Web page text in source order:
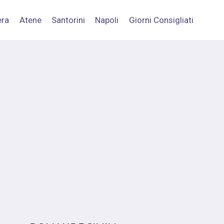
Atene Santorini Napoli Giorni Consigliati